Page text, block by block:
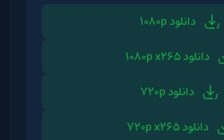
دانلود 1080p
دانلود 1080p x265
دانلود 720p
دانلود 720p x265